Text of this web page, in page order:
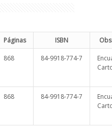
Páginas ISBN
868 84-9918-774-7
868 84-9918-774-7